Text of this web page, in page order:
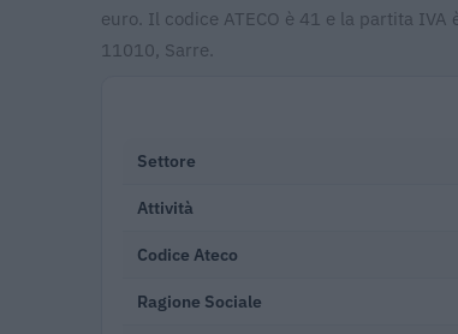
euro. Il codice ATECO è 41 e la partita IVA
11010, Sarre.
Settore
Attività
Codice Ateco
Ragione Sociale